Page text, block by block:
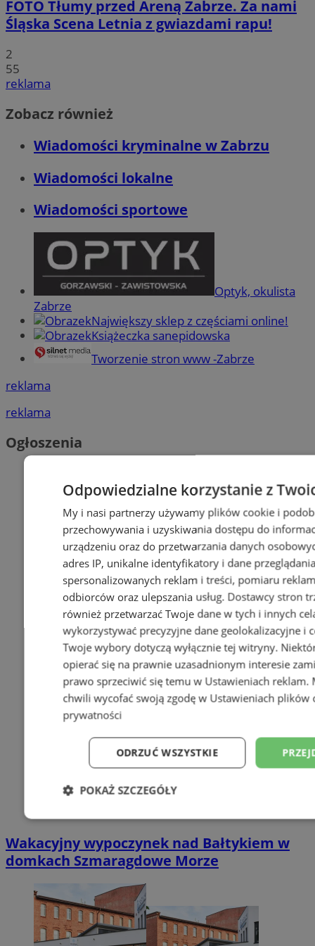
FOTO Tłumy przed Areną Zabrze. Za nami
Śląska Scena Letnia z gwiazdami rapu!
2
55
reklama
Zobacz również
Wiadomości kryminalne w Zabrzu
Wiadomości lokalne
Wiadomości sportowe
Optyk, okulista
Zabrze
Największy sklep z częściami online!
Książeczka sanepidowska
Tworzenie stron www -Zabrze
reklama
reklama
Ogłoszenia
Wakacyjny wypoczynek nad Bałtykiem w
domkach Szmaragdowe Morze
Odpowiedzialne korzystanie z
My i nasi partnerzy używamy plików cookie i
przechowywania i uzyskiwania dostępu do
urządzeniu oraz do przetwarzania danych
adres IP, unikalne identyfikatory i dane
spersonalizowanych reklam i treści, pomiaru
odbiorców oraz ulepszania usług. Dostawcy stron
również przetwarzać Twoje dane w tych i innych
wykorzystywać precyzyjne dane geolokalizacyjne i
Twoje wybory dotyczą wyłącznie tej witryny.
opierać się na prawnie uzasadnionym interesie
prawo sprzeciwić się temu w Ustawieniach reklam.
chwili wycofać swoją zgodę w Ustawieniach plików
prywatności
ODRZUĆ WSZYSTKIE
POKAŻ SZCZEGÓŁY
Niezbędne Wydajność